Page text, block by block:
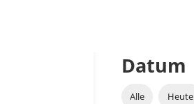
Datum
Alle Heute